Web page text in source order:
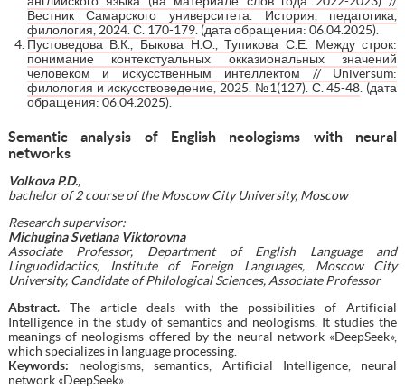
Вестник Самарского университета. История, педагогика,
филология, 2024. С. 170-179. (дата обращения: 06.04.2025).
Пустоведова В.К., Быкова Н.О., Тупикова С.Е. Между строк:
понимание контекстуальных окказиональных значений
человеком и искусственным интеллектом // Universum:
филология и искусствоведение, 2025. №1(127). С. 45-48 . (дата
обращения: 06.04.2025).
Semantic analysis of English neologisms with neural
networks
Volkova P.D.,
bachelor of 2 course of the Moscow City University, Moscow
Research supervisor:
Michugina Svetlana Viktorovna
Associate Professor, Department of English Language and
Linguodidactics, Institute of Foreign Languages, Moscow City
University, Candidate of Philological Sciences, Associate Professor
Abstract.The article deals with the possibilities of Artificial
Intelligence in the study of semantics and neologisms. It studies the
meanings of neologisms offered by the neural network «DeepSeek»,
which specializes in language processing.
Keywords: neologisms, semantics, Artificial Intelligence, neural
network «DeepSeek».